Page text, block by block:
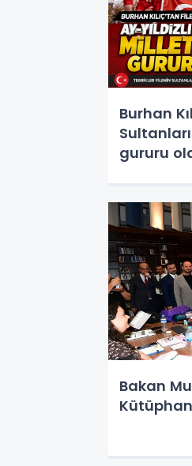
Burhan
gururu
Bakan